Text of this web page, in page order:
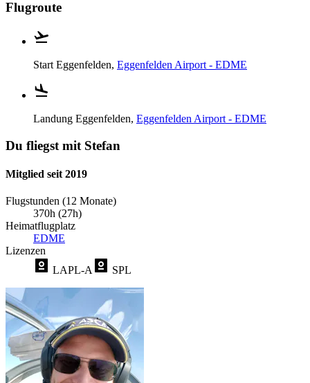
Flugroute
Start Eggenfelden, Eggenfelden Airport - EDME
Landung Eggenfelden, Eggenfelden Airport - EDME
Du fliegst mit Stefan
Mitglied seit 2019
Flugstunden (12 Monate)
370h (27h)
Heimatflugplatz
EDME
Lizenzen
LAPL-A
SPL